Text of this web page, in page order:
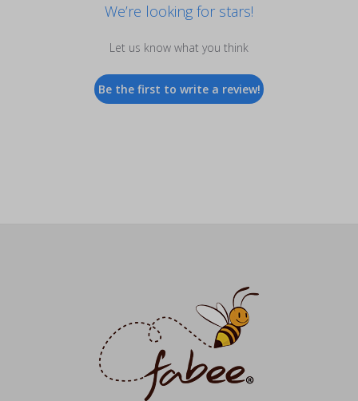
We’re looking for stars!
Let us know what you think
Be the first to write a review!